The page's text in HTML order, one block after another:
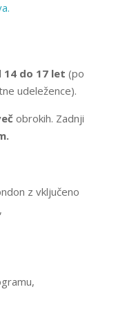
14 do 17 let (po
udeležence).
obrokih. Zadnji
z vključeno